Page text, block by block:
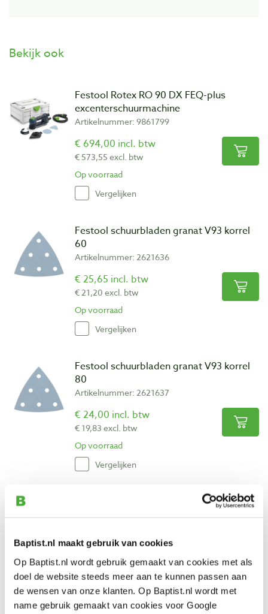
Baptist.nl maakt gebruik van cookies
Op Baptist.nl wordt gebruik gemaakt van cookies met als
doel de website steeds meer aan te kunnen passen aan
de wensen van onze klanten. Op Baptist.nl wordt met
name gebruik gemaakt van cookies voor Google
Bekijk ook
Festool Rotex RO 90 DX FEQ-plus
excenterschuurmachine
Artikelnummer: 9861799
€ 694,00 incl. btw
€ 573,55 excl. btw
Op voorraad
Vergelijken
Festool schuurbladen granat V93 korrel
60
Artikelnummer: 2621636
€ 25,65 incl. btw
€ 21,20 excl. btw
Op voorraad
Vergelijken
Festool schuurbladen granat V93 korrel
80
Artikelnummer: 2621637
€ 24,00 incl. btw
€ 19,83 excl. btw
Op voorraad
Vergelijken
Festool schuurbladen granat V93 korrel
120
€ 20,25 incl. btw
€ 16,74 excl. btw
Op voorraad
Vergelijken